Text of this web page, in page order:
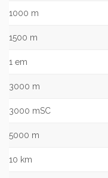
1000 m
1500 m
1 em
3000 m
3000 mSC
5000 m
10 km